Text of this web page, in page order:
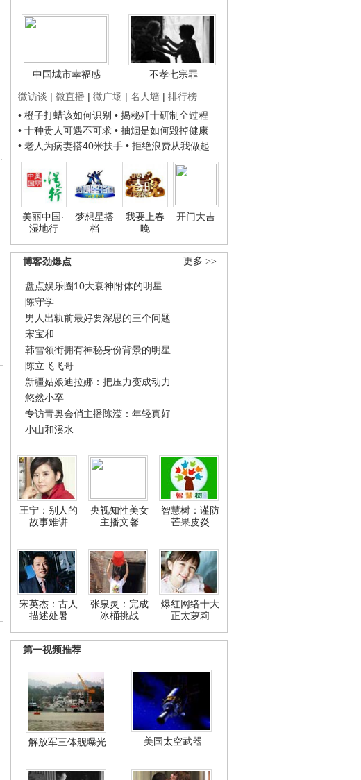
中国城市幸福感
不孝七宗罪
微访谈 | 微直播 | 微广场 | 名人墙 | 排行榜
• 橙子打蜡该如何识别 • 揭秘歼十研制全过程
• 十种贵人可遇不可求 • 抽烟是如何毁掉健康
• 老人为病妻搭40米扶手 • 拒绝浪费从我做起
美丽中国·
湿地行
梦想星搭
档
我要上春
晚
开门大吉
更多 >>
博客劲爆点
盘点娱乐圈10大衰神附体的明星
陈守学
男人出轨前最好要深思的三个问题
宋宝和
韩雪领衔拥有神秘身份背景的明星
陈立飞飞哥
新疆姑娘迪拉娜：把压力变成动力
悠然小卒
专访青奥会俏主播陈滢：年轻真好
小山和溪水
王宁：别人的
故事难讲
央视知性美女
主播文馨
智慧树：谨防
芒果皮炎
宋英杰：古人
描述处暑
张泉灵：完成
冰桶挑战
爆红网络十大
正太萝莉
第一视频推荐
解放军三体舰曝光 美国太空武器